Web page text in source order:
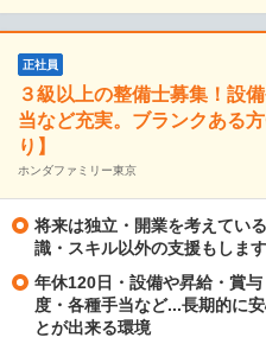
正社員
３級以上の整備士募集！設
当など充実。ブランクある
り】
ホンダファミリー東京
将来は独立・開業を考えてい
識・スキル以外の支援もします
年休120日・設備や昇給・賞与
度・各種手当など...長期的に
とが出来る環境